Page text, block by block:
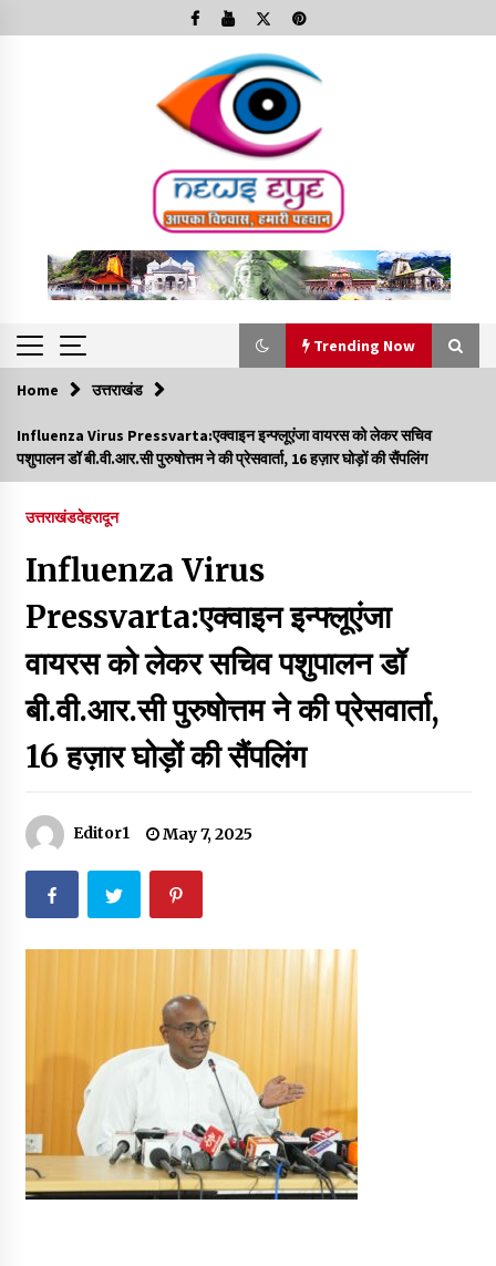
to
Trending Now
Trending Now
Minorities Rights Day : विश्व अल्पसंख्यक अधिकार दिवस
कार्यक्रम में शामिल हुए सीएम,आधुनिक मदरसों का नाम अब्दुल कलाम के नाम
Thought Of The Day 7 September
Thought Of The Day 6 September
September 6, 2023
Thought Of The Day 18 May
Thought Of The Day 17 May
May 17, 2022
Thought Of The Day 16 May
May 16, 2022
Thought Of The Day 14 May
May 14, 2022
Thought Of The Day 13 May
May 13, 2022
Home उत्तराखंड
Influenza Virus Pressvarta:एक्वाइन इन्फ्लूएंजा वायरस को लेकर सचिव
पशुपालन डॉ बी.वी.आर.सी पुरुषोत्तम ने की प्रेसवार्ता, 16 हज़ार घोड़ों की सैंपलिंग
उत्तराखंडदेहरादून
Influenza Virus
Pressvarta:एक्वाइन इन्फ्लूएंजा
वायरस को लेकर सचिव पशुपालन डॉ
बी.वी.आर.सी पुरुषोत्तम ने की प्रेसवार्ता,
16 हज़ार घोड़ों की सैंपलिंग
Editor1 May 7, 2025